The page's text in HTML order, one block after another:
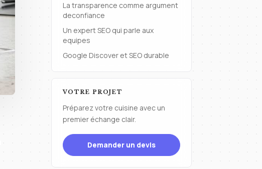
La transparence comme argument
deconfiance
Un expert SEO qui parle aux
equipes
Google Discover et SEO durable
VOTRE PROJET
Préparez votre cuisine avec un
premier échange clair.
Demander un devis